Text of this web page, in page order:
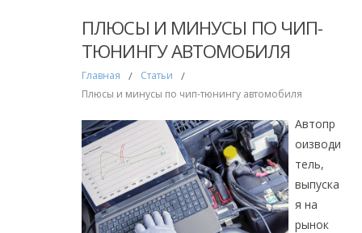
ПЛЮСЫ И МИНУСЫ ПО ЧИП-
ТЮНИНГУ АВТОМОБИЛЯ
Главная / Статьи /
Плюсы и минусы по чип-тюнингу автомобиля
Автопр
оизводи
тель,
выпуска
я на
рынок